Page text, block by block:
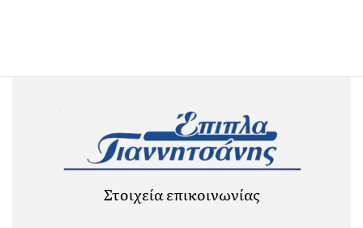
Στοιχεία επικοινωνίας